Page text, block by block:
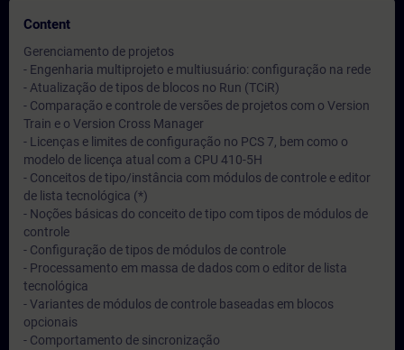
Content
Gerenciamento de projetos
- Engenharia multiprojeto e multiusuário: configuração na rede
- Atualização de tipos de blocos no Run (TCiR)
- Comparação e controle de versões de projetos com o Version
Train e o Version Cross Manager
- Licenças e limites de configuração no PCS 7, bem como o
modelo de licença atual com a CPU 410-5H
- Conceitos de tipo/instância com módulos de controle e editor
de lista tecnológica (*)
- Noções básicas do conceito de tipo com tipos de módulos de
controle
- Configuração de tipos de módulos de controle
- Processamento em massa de dados com o editor de lista
tecnológica
- Variantes de módulos de controle baseadas em blocos
opcionais
- Comportamento de sincronização